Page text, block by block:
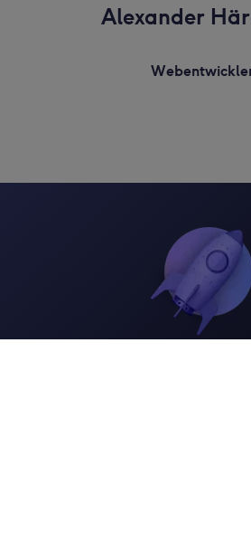
Alexander